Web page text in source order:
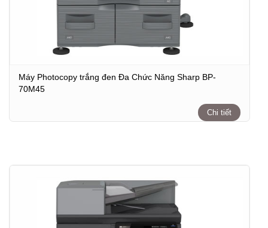
Máy Photocopy trắng đen Đa Chức Năng Sharp BP-
70M45
Chi tiết